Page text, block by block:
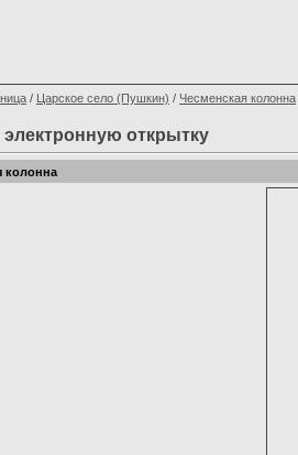
/ Царское село (Пушкин) / Чесменская колонна
электронную открытку
колонна